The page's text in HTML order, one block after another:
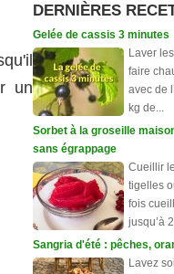
un
DERNIÈRES
Gelée de cassis 3 minutes
Laver
faire
avec de
kg de...
Sorbet à la groseille
sans égrappage
Cueillir
tigelles
fois
jusqu’à
Sangria d'été : pêches,
Lavez